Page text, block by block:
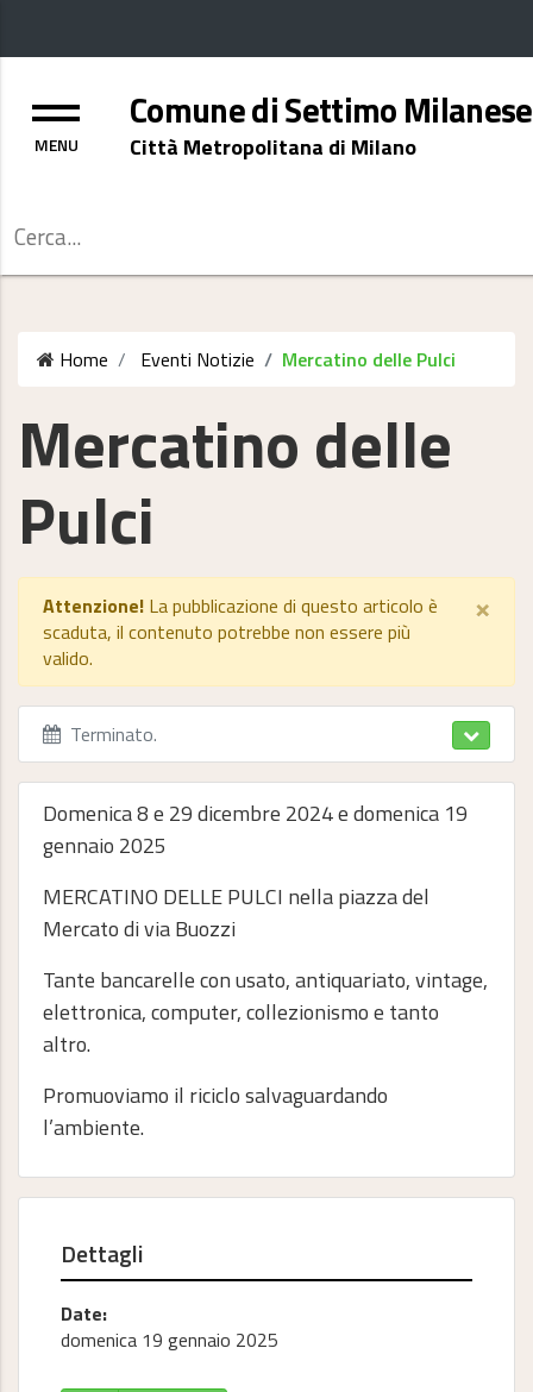
Menu Comune di Settimo Milanese
Città Metropolitana di Milano
Home Eventi Notizie Mercatino delle Pulci
Mercatino delle
Pulci
Attenzione! La pubblicazione di questo articolo è
scaduta, il contenuto potrebbe non essere più
valido.
×
Terminato.
Domenica 8 e 29 dicembre 2024 e domenica 19
gennaio 2025
MERCATINO DELLE PULCI nella piazza del
Mercato di via Buozzi
Tante bancarelle con usato, antiquariato, vintage,
elettronica, computer, collezionismo e tanto
altro.
Promuoviamo il riciclo salvaguardando
l’ambiente.
Dettagli
Date:
domenica 19 gennaio 2025